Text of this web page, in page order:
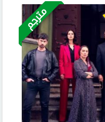
مترجم